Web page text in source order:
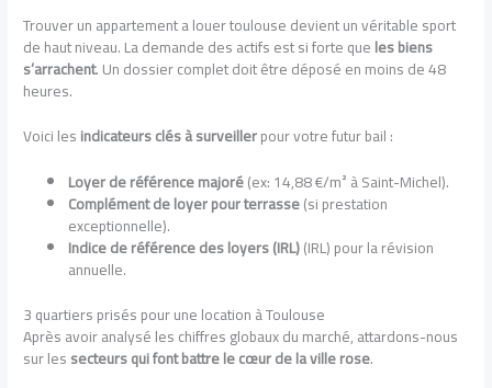
Trouver un appartement a louer toulouse devient un véritable sport
de haut niveau. La demande des actifs est si forte queles biens
s’arrachent. Un dossier complet doit être déposé en moins de 48
heures.
Voici lesindicateurs clés à surveillerpour votre futur bail :
Loyer de référence majoré(ex: 14,88 €/m² à Saint-Michel).
Complément de loyer pour terrasse(si prestation
exceptionnelle).
Indice de référence des loyers (IRL)(IRL) pour la révision
annuelle.
3 quartiers prisés pour une location à Toulouse
Après avoir analysé les chiffres globaux du marché, attardons-nous
sur lessecteurs qui font battre le cœur de la ville rose.